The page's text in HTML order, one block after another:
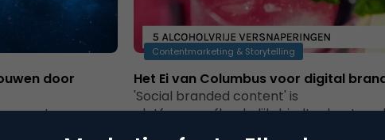
door
met
Contentmarketing & Storytelling
Het Ei van Columbus voor digital
'Social branded content' is
platformonafhankelijk, biedt